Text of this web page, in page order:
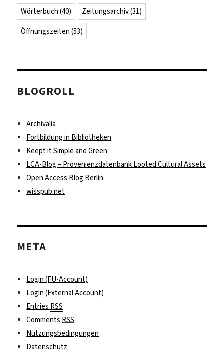
Wörterbuch (40) Zeitungsarchiv(31)
Öffnungszeiten (53)
BLOGROLL
Archivalia
Fortbildung in Bibliotheken
Keept it Simple and Green
LCA-Blog – Provenienzdatenbank Looted Cultural Assets
Open Access Blog Berlin
wisspub.net
META
Login (FU-Account)
Login (External Account)
EntriesRSS
CommentsRSS
Nutzungsbedingungen
Datenschutz